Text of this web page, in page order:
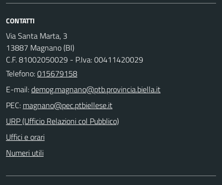
CONTATTI
Via Santa Marta, 3
13887 Magnano (BI)
C.F. 81002050029 - P.Iva: 00411420029
Telefono:015679158
E-mail:
PEC:
URP (Ufficio Relazioni col Pubblico)
Uffici e orari
Numeri utili